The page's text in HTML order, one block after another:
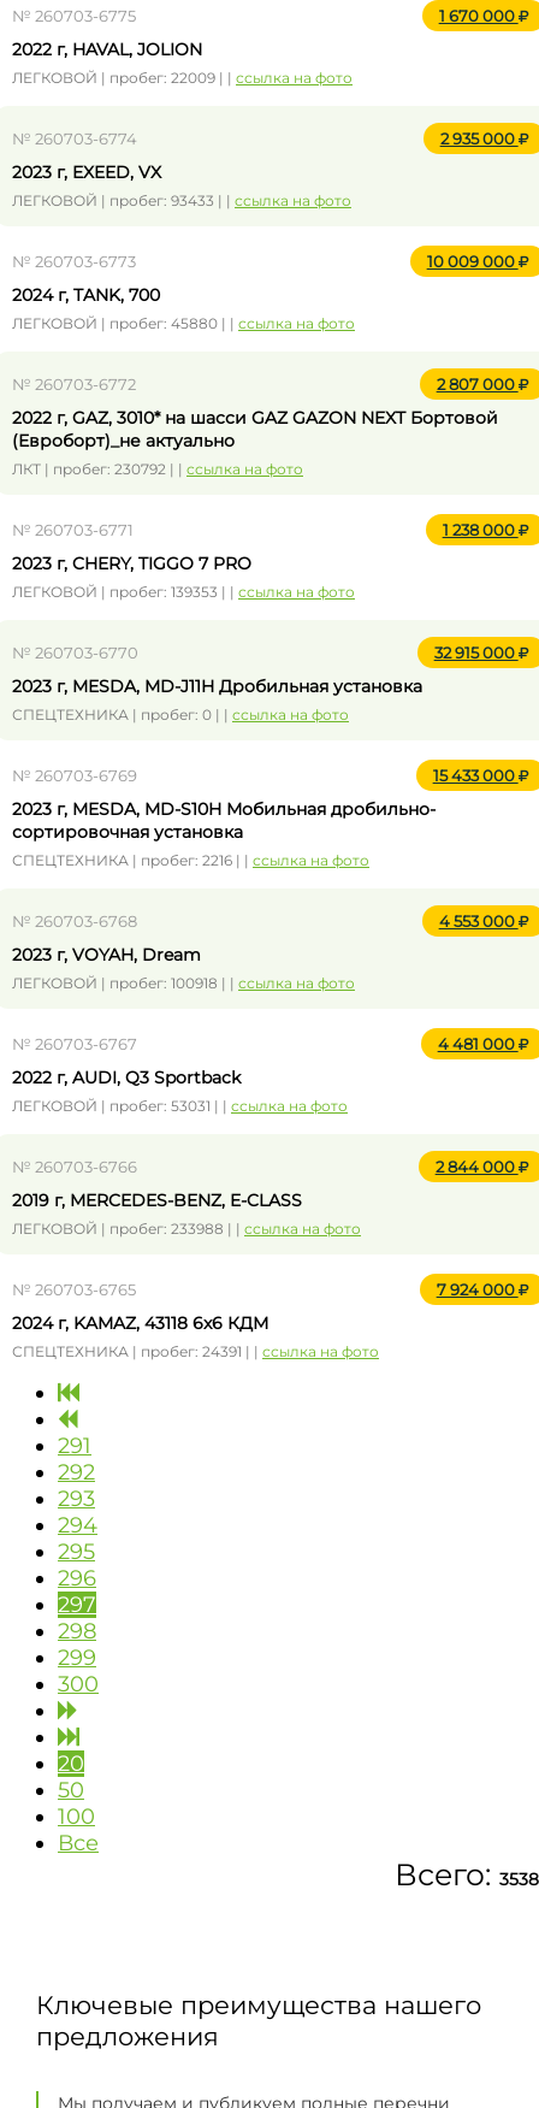
№ 260703-6775 1 670 000
2022 г, HAVAL, JOLION
ЛЕГКОВОЙ | пробег: 22009 | | ссылка на фото
№ 260703-6774 2 935 000
2023 г, EXEED, VX
ЛЕГКОВОЙ | пробег: 93433 | | ссылка на фото
№ 260703-6773 10 009 000
2024 г, TANK, 700
ЛЕГКОВОЙ | пробег: 45880 | | ссылка на фото
№ 260703-6772 2 807 000
2022 г, GAZ, 3010* на шасси GAZ GAZON NEXT Бортовой
(Евроборт)_не актуально
ЛКТ | пробег: 230792 | | ссылка на фото
№ 260703-6771 1 238 000
2023 г, CHERY, TIGGO 7 PRO
ЛЕГКОВОЙ | пробег: 139353 | | ссылка на фото
№ 260703-6770 32 915 000
2023 г, MESDA, MD-J11H Дробильная установка
СПЕЦТЕХНИКА | пробег: 0 | | ссылка на фото
№ 260703-6769 15 433 000
2023 г, MESDA, MD-S10H Мобильная дробильно-
сортировочная установка
СПЕЦТЕХНИКА | пробег: 2216 | | ссылка на фото
№ 260703-6768 4 553 000
2023 г, VOYAH, Dream
ЛЕГКОВОЙ | пробег: 100918 | | ссылка на фото
№ 260703-6767 4 481 000
2022 г, AUDI, Q3 Sportback
ЛЕГКОВОЙ | пробег: 53031 | | ссылка на фото
№ 260703-6766 2 844 000
2019 г, MERCEDES-BENZ, E-CLASS
ЛЕГКОВОЙ | пробег: 233988 | | ссылка на фото
№ 260703-6765 7 924 000
2024 г, KAMAZ, 43118 6x6 КДМ
СПЕЦТЕХНИКА | пробег: 24391 | | ссылка на фото
291
292
293
294
295
296
297
298
299
300
20
50
100
Все
Всего:
Ключевые преимущества нашего
предложения
Мы получаем и публикуем полные перечни